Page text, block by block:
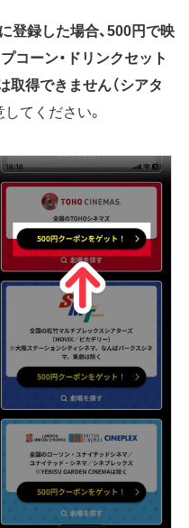
登録した場合、500円で映
コーン・ドリンクセット
取得できません（シアタ
してください。